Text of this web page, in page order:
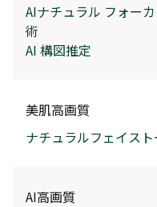
AIナチュラル フォー
術
AI 構図推定
美肌高画質
ナチュラルフェイスト
AI高画質